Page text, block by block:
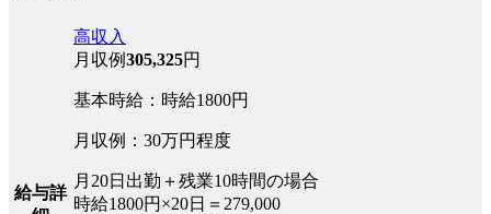
給与詳
高収入
月収例305,325円
基本時給：時給1800円
月収例：30万円程度
月20日出勤＋残業10時間の場合
時給1800円×20日＝279,000